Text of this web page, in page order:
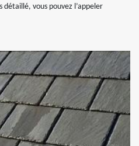
détaillé, vous pouvez l’appeler